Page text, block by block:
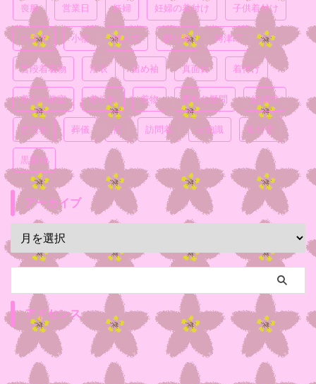
喪服 営業日 妊婦 妊婦の着付け 子供着付け
小ネタ 小物 成人式 振り袖 時津町
普段着着物 浴衣 留め袖 真面目 着付け
着付け教室 着崩れ 着物 素朴な疑問 結婚式
色無地 葬儀 袴 訪問着 豆知識 飾り帯
黒留袖
アーカイブ
アドセンス